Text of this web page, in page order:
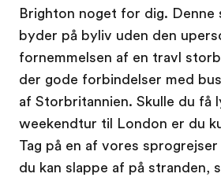
Brighton noget for dig. Denne
byder på byliv uden den
fornemmelsen af en travl
der gode forbindelser med
af Storbritannien. Skulle du få
weekendtur til London er du
Tag på en af vores
du kan slappe af på stranden,